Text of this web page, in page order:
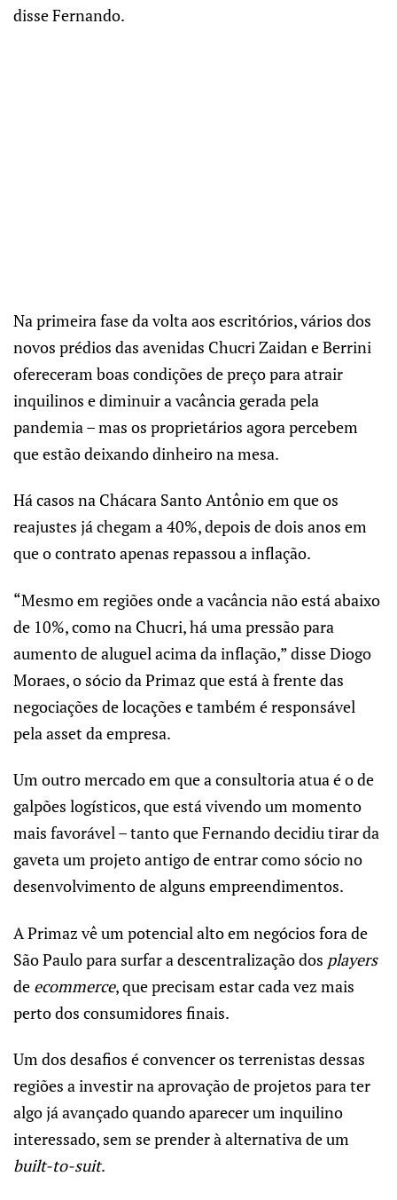
disse Fernando.
Na primeira fase da volta aos escritórios, vários dos
novos prédios das avenidas Chucri Zaidan e Berrini
ofereceram boas condições de preço para atrair
inquilinos e diminuir a vacância gerada pela
pandemia – mas os proprietários agora percebem
que estão deixando dinheiro na mesa.
Há casos na Chácara Santo Antônio em que os
reajustes já chegam a 40%, depois de dois anos em
que o contrato apenas repassou a inflação.
“Mesmo em regiões onde a vacância não está abaixo
de 10%, como na Chucri, há uma pressão para
aumento de aluguel acima da inflação,” disse Diogo
Moraes, o sócio da Primaz que está à frente das
negociações de locações e também é responsável
pela asset da empresa.
Um outro mercado em que a consultoria atua é o de
galpões logísticos, que está vivendo um momento
mais favorável – tanto que Fernando decidiu tirar da
gaveta um projeto antigo de entrar como sócio no
desenvolvimento de alguns empreendimentos.
A Primaz vê um potencial alto em negócios fora de
São Paulo para surfar a descentralização dos players
de ecommerce, que precisam estar cada vez mais
perto dos consumidores finais.
Um dos desafios é convencer os terrenistas dessas
regiões a investir na aprovação de projetos para ter
algo já avançado quando aparecer um inquilino
interessado, sem se prender à alternativa de um
built-to-suit.